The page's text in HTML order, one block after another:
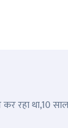
रहा था,10